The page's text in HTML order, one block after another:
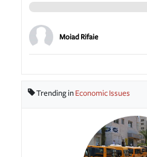
Moiad Rifaie
Trending in Economic Issues